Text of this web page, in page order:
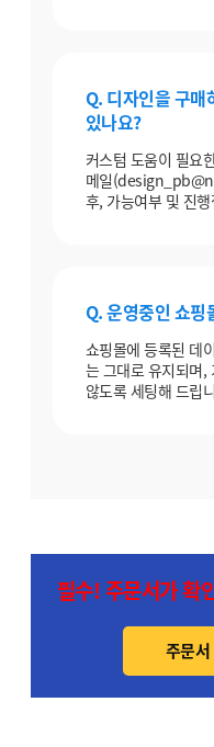
Q. 디자인을 구매
있나요?
커스텀 도움이 필요
메일
후, 가능여부 및 진
Q. 운영중인 쇼핑
쇼핑몰에 등록된 데
는 그대로 유지되며,
않도록 세팅해 드립
필수! 주문서가 확
주문